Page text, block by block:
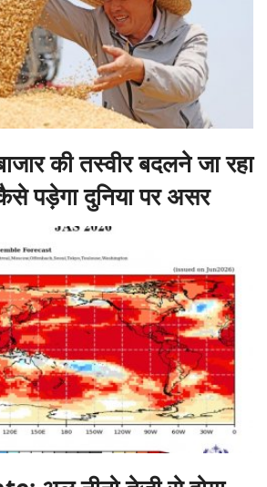
की तस्वीर बदलने जा रहा
पड़ेगा दुनिया पर असर